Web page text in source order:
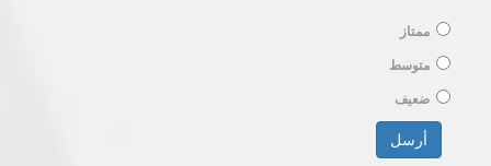
ممتاز
متوسط
ضعيف
الخيارات
أرسل